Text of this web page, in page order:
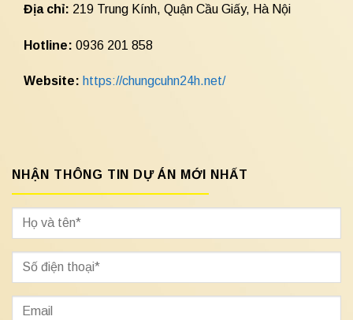
Địa chỉ: 219 Trung Kính, Quận Cầu Giấy, Hà Nội
Hotline: 0936 201 858
Website: https://chungcuhn24h.net/
NHẬN THÔNG TIN DỰ ÁN MỚI NHẤT